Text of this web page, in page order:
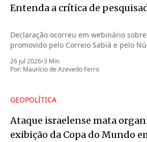
Entenda a crítica de
Declaração ocorreu em webinário
promovido pelo Correio Sabiá e pelo
26 jul 2026•3 Min
Por: Maurício de Azevedo Ferro
GEOPOLÍTICA
Ataque israelense mata
exibição da Copa do Mundo